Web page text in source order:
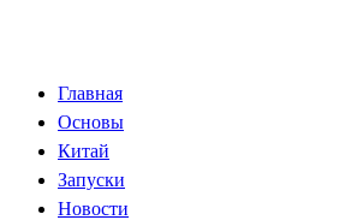
Главная
Основы
Китай
Запуски
Новости